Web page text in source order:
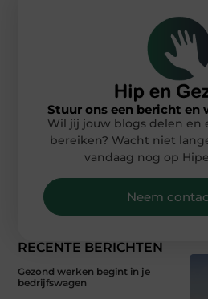
RECENTE BERICHTEN
Gezond werken begint in je
bedrijfswagen
Stuur ons een bericht en
Wil jij jouw blogs delen en
bereiken? Wacht niet
vandaag nog op
Neem